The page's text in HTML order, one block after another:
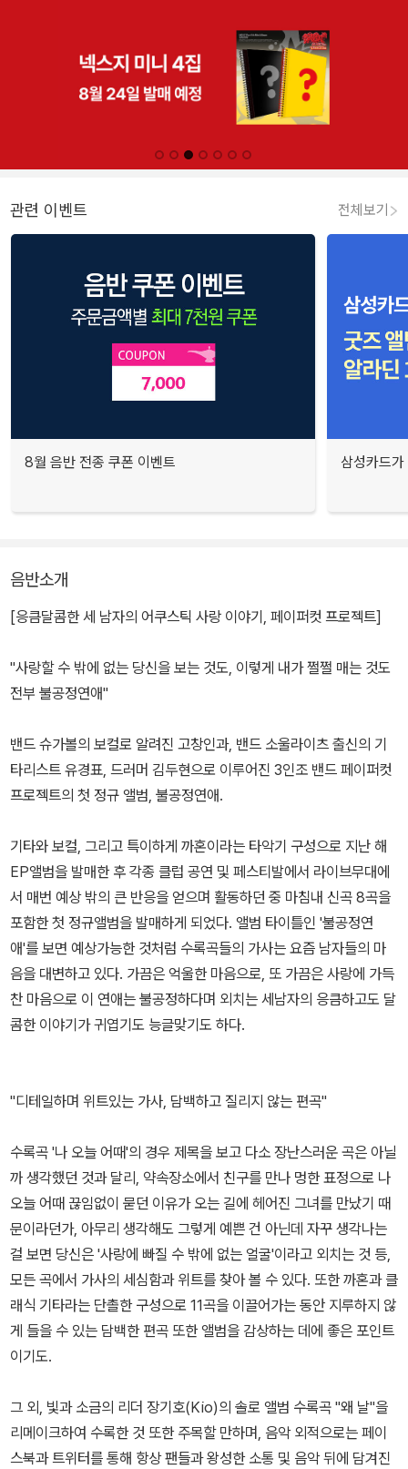
관련 이벤트 전체보기
8월 음반 전종 쿠폰 이벤트 삼성카드
음반소개
[응큼달콤한 세 남자의 어쿠스틱 사랑 이야기, 페이퍼컷 프로젝트]
"사랑할 수 밖에 없는 당신을 보는 것도, 이렇게 내가 쩔쩔 매는 것도
전부 불공정연애"
밴드 슈가볼의 보컬로 알려진 고창인과, 밴드 소울라이츠 출신의 기
타리스트 유경표, 드러머 김두현으로 이루어진 3인조 밴드 페이퍼컷
프로젝트의 첫 정규 앨범, 불공정연애.
기타와 보컬, 그리고 특이하게 까혼이라는 타악기 구성으로 지난 해
EP앨범을 발매한 후 각종 클럽 공연 및 페스티발에서 라이브무대에
서 매번 예상 밖의 큰 반응을 얻으며 활동하던 중 마침내 신곡 8곡을
포함한 첫 정규앨범을 발매하게 되었다. 앨범 타이틀인 '불공정연
애'를 보면 예상가능한 것처럼 수록곡들의 가사는 요즘 남자들의 마
음을 대변하고 있다. 가끔은 억울한 마음으로, 또 가끔은 사랑에 가득
찬 마음으로 이 연애는 불공정하다며 외치는 세남자의 응큼하고도 달
콤한 이야기가 귀엽기도 능글맞기도 하다.
"디테일하며 위트있는 가사, 담백하고 질리지 않는 편곡"
수록곡 '나 오늘 어때'의 경우 제목을 보고 다소 장난스러운 곡은 아닐
까 생각했던 것과 달리, 약속장소에서 친구를 만나 멍한 표정으로 나
오늘 어때 끊임없이 묻던 이유가 오는 길에 헤어진 그녀를 만났기 때
문이라던가, 아무리 생각해도 그렇게 예쁜 건 아닌데 자꾸 생각나는
걸 보면 당신은 '사랑에 빠질 수 밖에 없는 얼굴'이라고 외치는 것 등,
모든 곡에서 가사의 세심함과 위트를 찾아 볼 수 있다. 또한 까혼과 클
래식 기타라는 단촐한 구성으로 11곡을 이끌어가는 동안 지루하지 않
게 들을 수 있는 담백한 편곡 또한 앨범을 감상하는 데에 좋은 포인트
이기도.
그 외, 빛과 소금의 리더 장기호(Kio)의 솔로 앨범 수록곡 "왜 날"을
리메이크하여 수록한 것 또한 주목할 만하며, 음악 외적으로는 페이
스북과 트위터를 통해 항상 팬들과 왕성한 소통 및 음악 뒤에 담겨진